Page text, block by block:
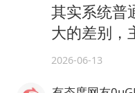
其实系统普
大的差别，
2026-06-13